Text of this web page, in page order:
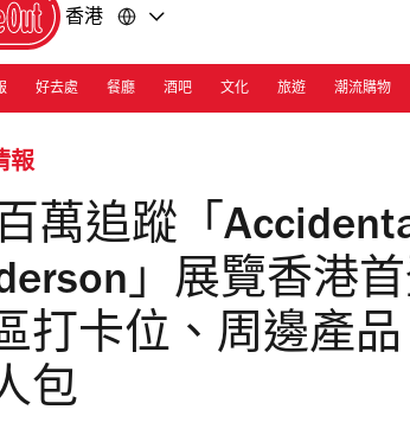
香港
好去處 餐廳 酒吧 文化 旅遊 潮流購物
報
萬追蹤「
」展覽香港
打卡位、周邊產
包